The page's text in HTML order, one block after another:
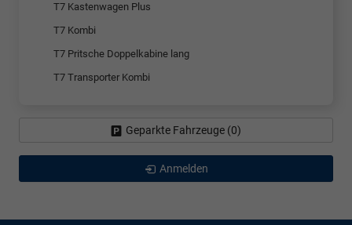
T7 Kastenwagen Plus
T7 Kombi
T7 Pritsche Doppelkabine lang
T7 Transporter Kombi
Geparkte Fahrzeuge (0)
Anmelden